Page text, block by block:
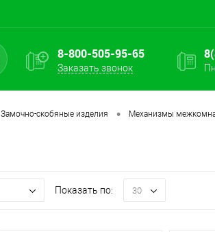
8-800-505-95-65
Заказать звонок
Замочно-скобяные изделия • Механизмы
Показать по: 30